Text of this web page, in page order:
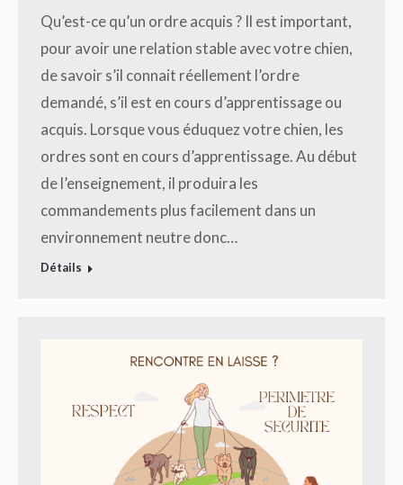
Qu’est-ce qu’un ordre acquis ? Il est important,
pour avoir une relation stable avec votre chien,
de savoir s’il connait réellement l’ordre
demandé, s’il est en cours d’apprentissage ou
acquis. Lorsque vous éduquez votre chien, les
ordres sont en cours d’apprentissage. Au début
de l’enseignement, il produira les
commandements plus facilement dans un
environnement neutre donc…
Détails